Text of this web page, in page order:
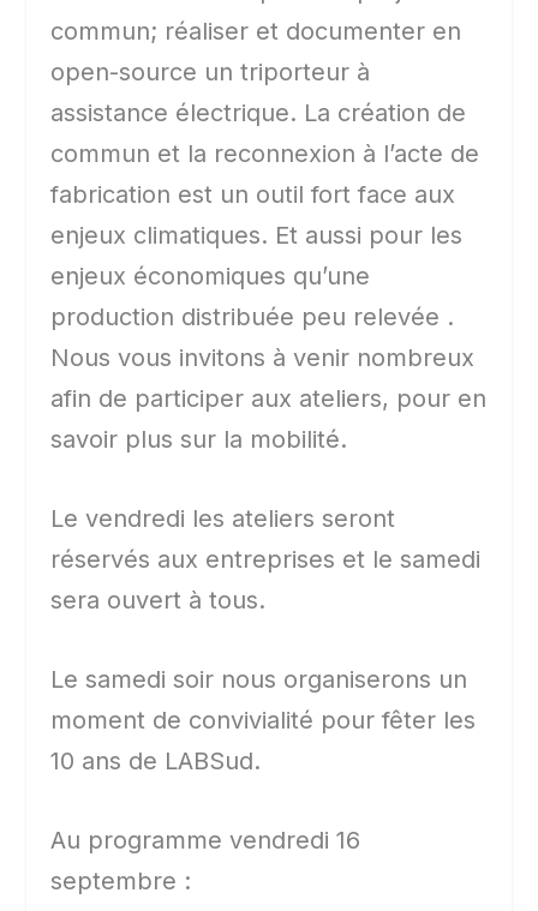
commun; réaliser et documenter en
open-source un triporteur à
assistance électrique. La création de
commun et la reconnexion à l’acte de
fabrication est un outil fort face aux
enjeux climatiques. Et aussi pour les
enjeux économiques qu’une
production distribuée peu relevée .
Nous vous invitons à venir nombreux
afin de participer aux ateliers, pour en
savoir plus sur la mobilité.
Le vendredi les ateliers seront
réservés aux entreprises et le samedi
sera ouvert à tous.
Le samedi soir nous organiserons un
moment de convivialité pour fêter les
10 ans de LABSud.
Au programme vendredi 16
septembre :